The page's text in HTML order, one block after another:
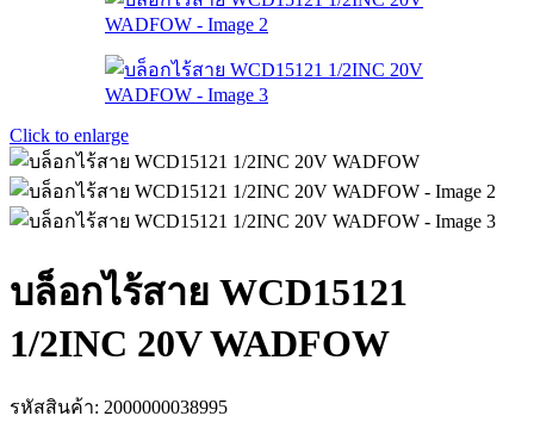
Click to enlarge
บล็อกไร้สาย WCD15121
1/2INC 20V WADFOW
รหัสสินค้า: 2000000038995